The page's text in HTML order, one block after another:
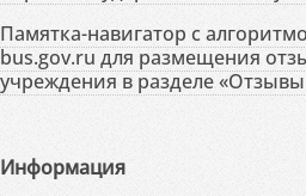
Памятка-навигатор с
bus.gov.ru для размещения
учреждения в разделе
Информация